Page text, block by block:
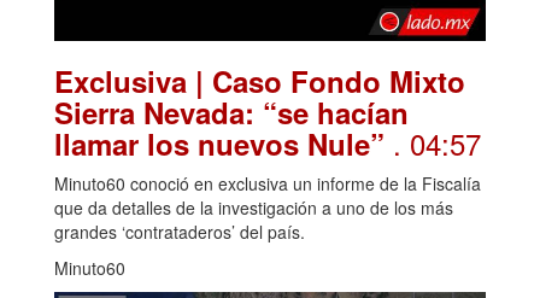
Exclusiva | Caso Fondo Mixto
Sierra Nevada: “se hacían
llamar los nuevos Nule” . 04:57
Minuto60 conoció en exclusiva un informe de la Fiscalía
que da detalles de la investigación a uno de los más
grandes ‘contrataderos’ del país.
Minuto60